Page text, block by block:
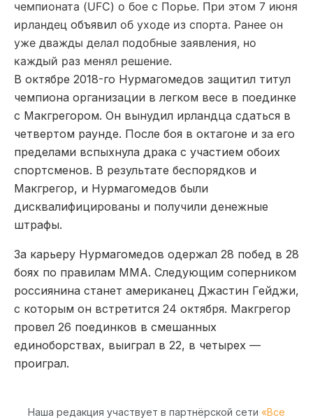
чемпионата (UFC) о бое с Порье. При этом 7 июня
ирландец объявил об уходе из спорта. Ранее он
уже дважды делал подобные заявления, но
каждый раз менял решение.
В октябре 2018-го Нурмагомедов защитил титул
чемпиона организации в легком весе в поединке
с Макгрегором. Он вынудил ирландца сдаться в
четвертом раунде. После боя в октагоне и за его
пределами вспыхнула драка с участием обоих
спортсменов. В результате беспорядков и
Макгрегор, и Нурмагомедов были
дисквалифицированы и получили денежные
штрафы.
За карьеру Нурмагомедов одержал 28 побед в 28
боях по правилам ММА. Следующим соперником
россиянина станет американец Джастин Гейджи,
с которым он встретится 24 октября. Макгрегор
провел 26 поединков в смешанных
единоборствах, выиграл в 22, в четырех —
проиграл.
Наша редакция участвует в партнёрской сети «Все